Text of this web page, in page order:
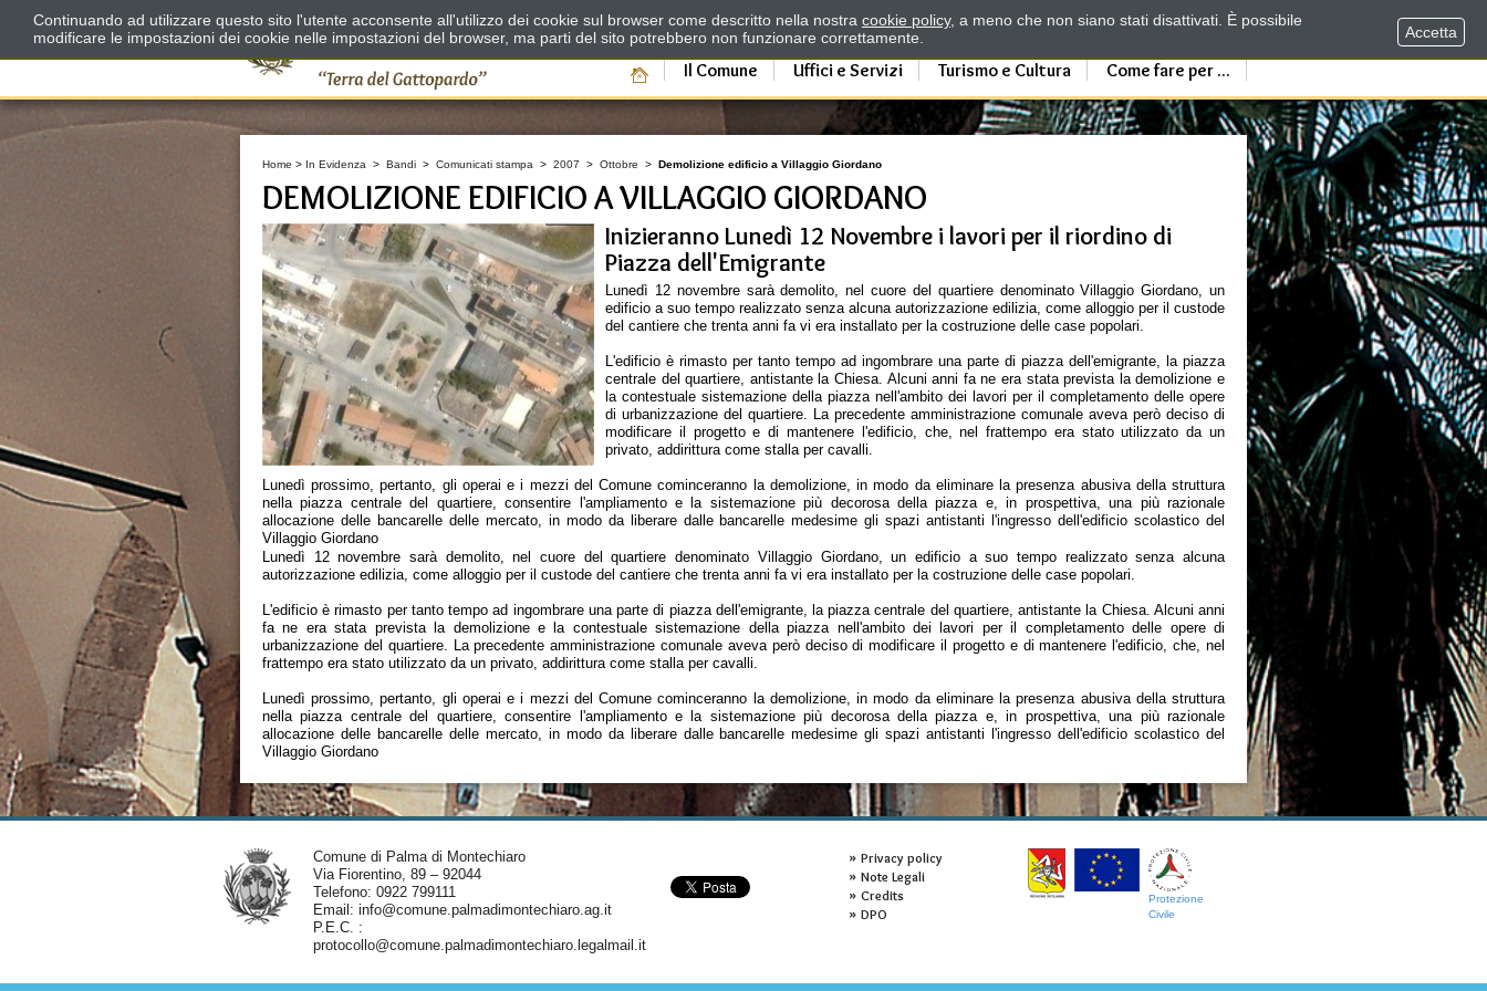
Il Comune Uffici e Servizi Turismo e Cultura Come fare per ...
Home > In Evidenza > Bandi > Comunicati stampa > 2007 > Ottobre > Demolizione edificio a Villaggio Giordano
DEMOLIZIONE EDIFICIO A VILLAGGIO GIORDANO
Inizieranno Lunedì 12 Novembre i lavori per il riordino di
Piazza dell'Emigrante
Lunedì 12 novembre sarà demolito, nel cuore del quartiere denominato Villaggio Giordano, un
edificio a suo tempo realizzato senza alcuna autorizzazione edilizia, come alloggio per il custode
del cantiere che trenta anni fa vi era installato per la costruzione delle case popolari.
L'edificio è rimasto per tanto tempo ad ingombrare una parte di piazza dell'emigrante, la piazza
centrale del quartiere, antistante la Chiesa. Alcuni anni fa ne era stata prevista la demolizione e
la contestuale sistemazione della piazza nell'ambito dei lavori per il completamento delle opere
di urbanizzazione del quartiere. La precedente amministrazione comunale aveva però deciso di
modificare il progetto e di mantenere l'edificio, che, nel frattempo era stato utilizzato da un
privato, addirittura come stalla per cavalli.
Lunedì prossimo, pertanto, gli operai e i mezzi del Comune cominceranno la demolizione, in modo da eliminare la presenza abusiva della struttura
nella piazza centrale del quartiere, consentire l'ampliamento e la sistemazione più decorosa della piazza e, in prospettiva, una più razionale
allocazione delle bancarelle delle mercato, in modo da liberare dalle bancarelle medesime gli spazi antistanti l'ingresso dell'edificio scolastico del
Villaggio Giordano
Lunedì 12 novembre sarà demolito, nel cuore del quartiere denominato Villaggio Giordano, un edificio a suo tempo realizzato senza alcuna
autorizzazione edilizia, come alloggio per il custode del cantiere che trenta anni fa vi era installato per la costruzione delle case popolari.
L'edificio è rimasto per tanto tempo ad ingombrare una parte di piazza dell'emigrante, la piazza centrale del quartiere, antistante la Chiesa. Alcuni anni
fa ne era stata prevista la demolizione e la contestuale sistemazione della piazza nell'ambito dei lavori per il completamento delle opere di
urbanizzazione del quartiere. La precedente amministrazione comunale aveva però deciso di modificare il progetto e di mantenere l'edificio, che, nel
frattempo era stato utilizzato da un privato, addirittura come stalla per cavalli.
Lunedì prossimo, pertanto, gli operai e i mezzi del Comune cominceranno la demolizione, in modo da eliminare la presenza abusiva della struttura
nella piazza centrale del quartiere, consentire l'ampliamento e la sistemazione più decorosa della piazza e, in prospettiva, una più razionale
allocazione delle bancarelle delle mercato, in modo da liberare dalle bancarelle medesime gli spazi antistanti l'ingresso dell'edificio scolastico del
Villaggio Giordano
Comune di Palma di Montechiaro
Via Fiorentino, 89 – 92044
Telefono: 0922 799111
Email: info@comune.palmadimontechiaro.ag.it
P.E.C. :
protocollo@comune.palmadimontechiaro.legalmail.it
Privacy policy
Note Legali
Credits
DPO
Protezione
Civile
Continuando ad utilizzare questo sito l'utente acconsente all'utilizzo dei cookie sul browser come descritto nella nostra cookie policy, a meno che non siano stati disattivati. È possibile
modificare le impostazioni dei cookie nelle impostazioni del browser, ma parti del sito potrebbero non funzionare correttamente.
Accetta